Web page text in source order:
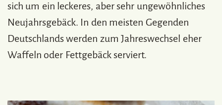
sich um ein leckeres, aber sehr ungewöhnliches
Neujahrsgebäck. In den meisten Gegenden
Deutschlands werden zum Jahreswechsel eher
Waffeln oder Fettgebäck serviert.